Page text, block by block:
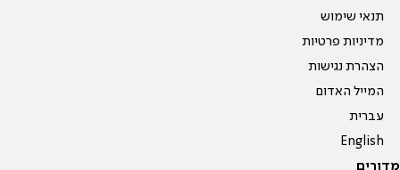
תנאי שימוש
מדיניות פרטיות
הצהרת נגישות
המייל האדום
עברית
English
מדורים